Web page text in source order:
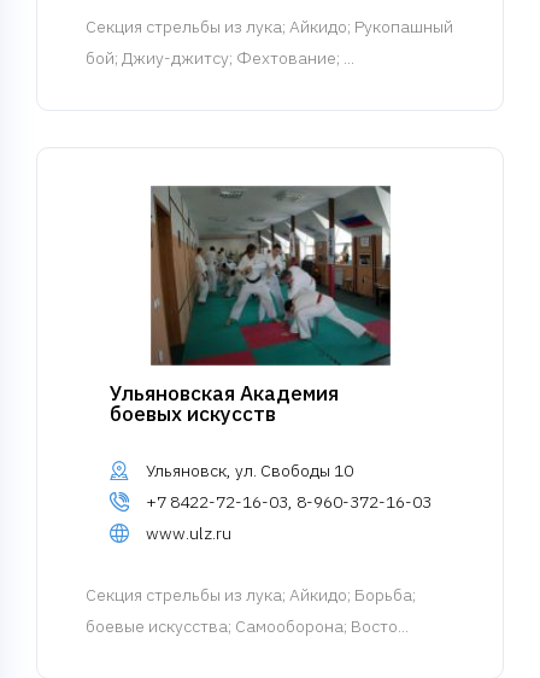
Cекция стрельбы из лука; Айкидо; Рукопашный
бой; Джиу-джитсу; Фехтование; ...
Ульяновская Академия
боевых искусств
Ульяновск, ул. Свободы 10
+7 8422-72-16-03, 8-960-372-16-03
www.ulz.ru
Cекция стрельбы из лука; Айкидо; Борьба;
боевые искусства; Самооборона; Восто...